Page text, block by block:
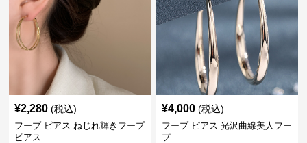
¥2,280 (税込)
フープ ピアス ねじれ輝きフープ
ピアス
¥4,000 (税込)
フープ ピアス 光沢曲線美人フー
プ